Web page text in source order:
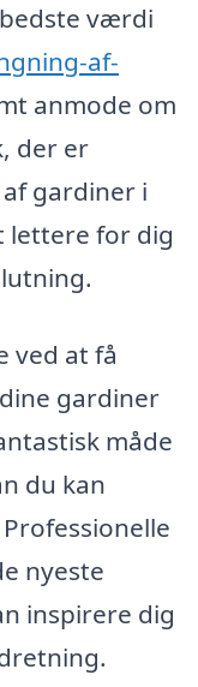
værdi
af-
anmode om
der er
gardiner i
lettere for dig
ved at få
gardiner
måde
du kan
nyeste
inspirere dig